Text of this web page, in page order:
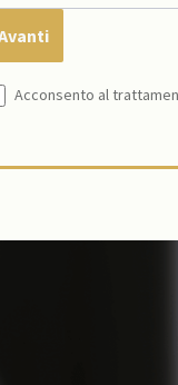
Acconsento al